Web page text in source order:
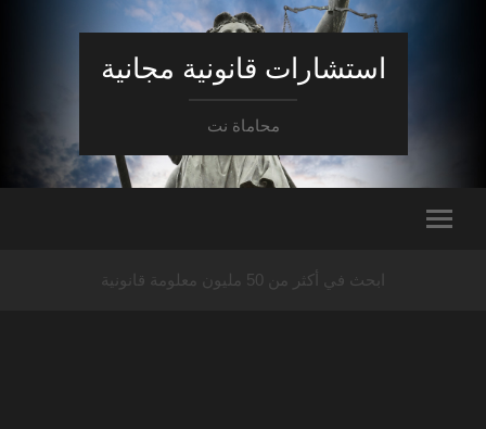
استشارات قانونية مجانية
محاماة نت
ابحث في أكثر من 50 مليون معلومة قانونية